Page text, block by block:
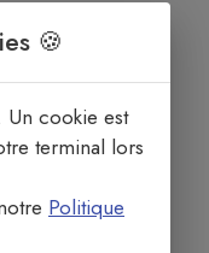
🍪
cookie est
terminal lors
Politique